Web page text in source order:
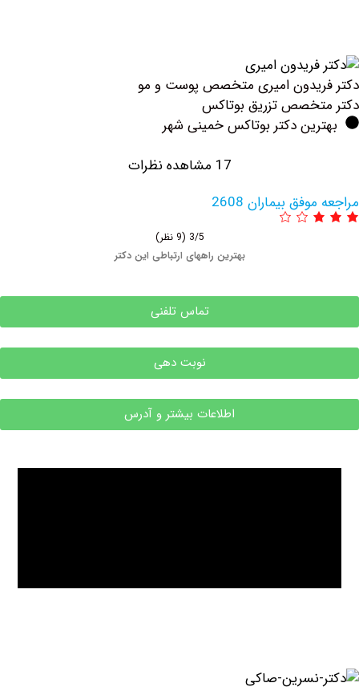
امیری متخصص پوست و مو
تزریق بوتاكس
دکتر بوتاکس خمینی شهر
بیماران 2608
بهترین راههای ارتباطی این دکتر
تماس تلفنی
نوبت دهی
اطلاعات بیشتر و آدرس